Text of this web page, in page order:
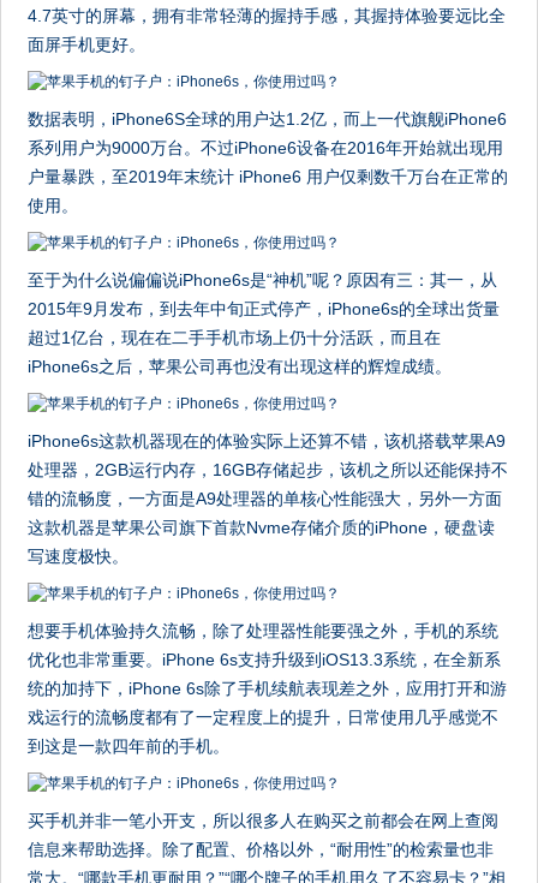
4.7英寸的屏幕，拥有非常轻薄的握持手感，其握持体验要远比全
面屏手机更好。
数据表明，iPhone6S全球的用户达1.2亿，而上一代旗舰iPhone6
系列用户为9000万台。不过iPhone6设备在2016年开始就出现用
户量暴跌，至2019年末统计 iPhone6 用户仅剩数千万台在正常的
使用。
至于为什么说偏偏说iPhone6s是“神机”呢？原因有三：其一，从
2015年9月发布，到去年中旬正式停产，iPhone6s的全球出货量
超过1亿台，现在在二手手机市场上仍十分活跃，而且在
iPhone6s之后，苹果公司再也没有出现这样的辉煌成绩。
iPhone6s这款机器现在的体验实际上还算不错，该机搭载苹果A9
处理器，2GB运行内存，16GB存储起步，该机之所以还能保持不
错的流畅度，一方面是A9处理器的单核心性能强大，另外一方面
这款机器是苹果公司旗下首款Nvme存储介质的iPhone，硬盘读
写速度极快。
想要手机体验持久流畅，除了处理器性能要强之外，手机的系统
优化也非常重要。iPhone 6s支持升级到iOS13.3系统，在全新系
统的加持下，iPhone 6s除了手机续航表现差之外，应用打开和游
戏运行的流畅度都有了一定程度上的提升，日常使用几乎感觉不
到这是一款四年前的手机。
买手机并非一笔小开支，所以很多人在购买之前都会在网上查阅
信息来帮助选择。除了配置、价格以外，“耐用性”的检索量也非
常大。“哪款手机更耐用？”“哪个牌子的手机用久了不容易卡？”相